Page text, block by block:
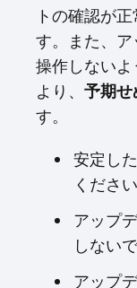
トの確認が
す。また、ア
操作しない
より、 予期
す。
安定し
ください
アップ
しない
アップ